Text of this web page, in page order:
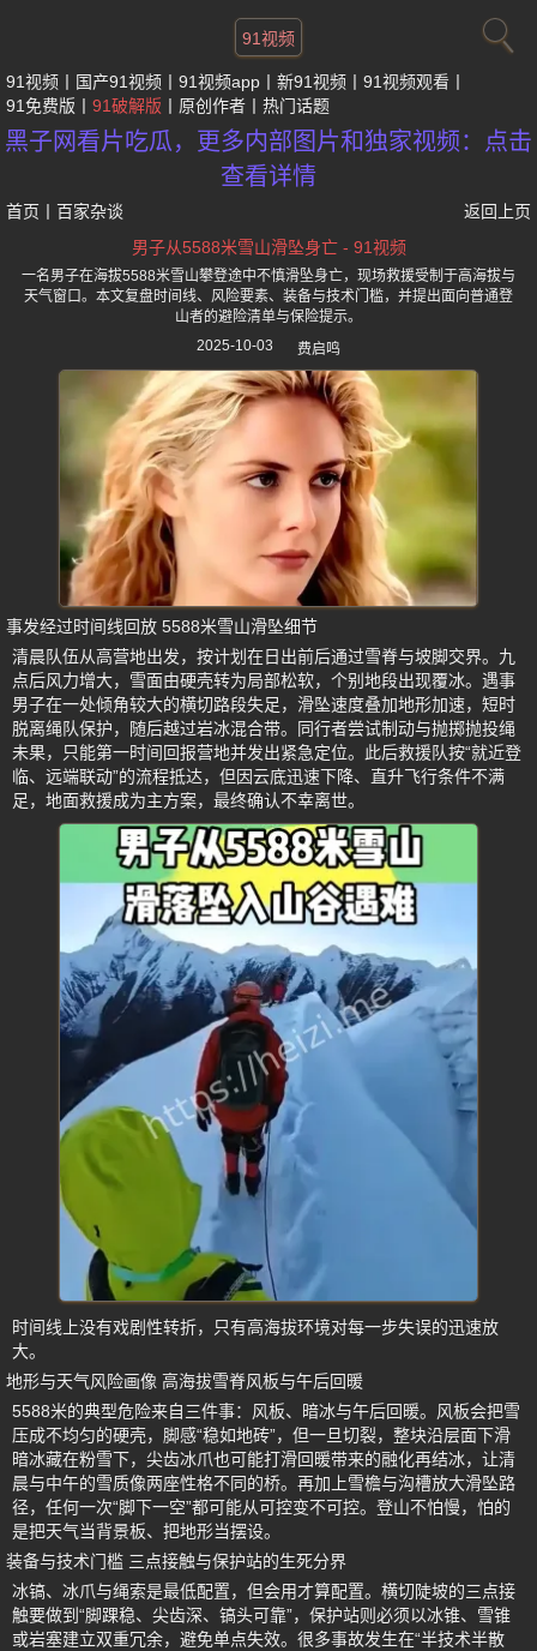
91视频
91视频 国产91视频 91视频app 新91视频
91视频观看
91免费版
91破解版 原创作者 热门话题
黑子网看片吃瓜，更多内部图片和独家视频：点击
查看详情
首页 百家杂谈
返回上页
男子从5588米雪山滑坠身亡 - 91视频
一名男子在海拔5588米雪山攀登途中不慎滑坠身亡，现场救援受制于高海拔与
天气窗口。本文复盘时间线、风险要素、装备与技术门槛，并提出面向普通登
山者的避险清单与保险提示。
2025-10-03
费启鸣
事发经过时间线回放 5588米雪山滑坠细节
清晨队伍从高营地出发，按计划在日出前后通过雪脊与坡脚交界。九
点后风力增大，雪面由硬壳转为局部松软，个别地段出现覆冰。遇事
男子在一处倾角较大的横切路段失足，滑坠速度叠加地形加速，短时
脱离绳队保护，随后越过岩冰混合带。同行者尝试制动与抛掷抛投绳
未果，只能第一时间回报营地并发出紧急定位。此后救援队按“就近登
临、远端联动”的流程抵达，但因云底迅速下降、直升飞行条件不满
足，地面救援成为主方案，最终确认不幸离世。
时间线上没有戏剧性转折，只有高海拔环境对每一步失误的迅速放
大。
地形与天气风险画像 高海拔雪脊风板与午后回暖
5588米的典型危险来自三件事：风板、暗冰与午后回暖。风板会把雪
压成不均匀的硬壳，脚感“稳如地砖”，但一旦切裂，整块沿层面下滑
暗冰藏在粉雪下，尖齿冰爪也可能打滑回暖带来的融化再结冰，让清
晨与中午的雪质像两座性格不同的桥。再加上雪檐与沟槽放大滑坠路
径，任何一次“脚下一空”都可能从可控变不可控。登山不怕慢，怕的
是把天气当背景板、把地形当摆设。
装备与技术门槛 三点接触与保护站的生死分界
冰镐、冰爪与绳索是最低配置，但会用才算配置。横切陡坡的三点接
触要做到“脚踝稳、尖齿深、镐头可靠”，保护站则必须以冰锥、雪锥
或岩塞建立双重冗余，避免单点失效。很多事故发生在“半技术半散